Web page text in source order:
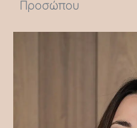
Προσώπου